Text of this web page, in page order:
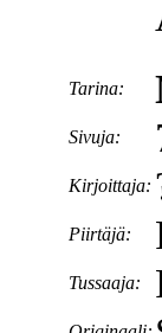
Tarina:
Sivuja:
Kirjoittaja:
Piirtäjä:
Tussaaja: